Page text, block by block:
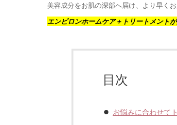
美容成分をお肌の深部へ届け、より早く
エンビロンホームケア＋トリートメント
目次
お悩みに合わせて